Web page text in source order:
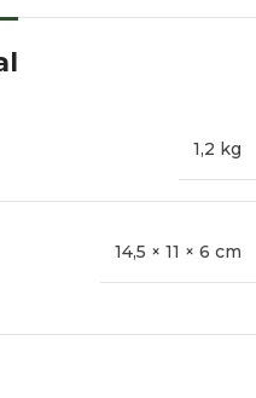
1,2 kg
14,5 × 11 × 6 cm